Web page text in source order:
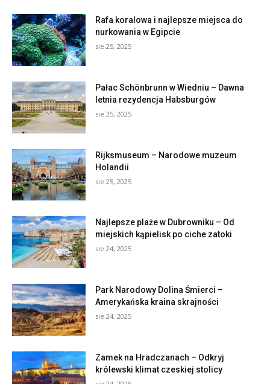
Rafa koralowa i najlepsze miejsca do
nurkowania w Egipcie
sie 25, 2025
Pałac Schönbrunn w Wiedniu – Dawna
letnia rezydencja Habsburgów
sie 25, 2025
Rijksmuseum – Narodowe muzeum
Holandii
sie 25, 2025
Najlepsze plaże w Dubrowniku – Od
miejskich kąpielisk po ciche zatoki
sie 24, 2025
Park Narodowy Dolina Śmierci –
Amerykańska kraina skrajności
sie 24, 2025
Zamek na Hradczanach – Odkryj
królewski klimat czeskiej stolicy